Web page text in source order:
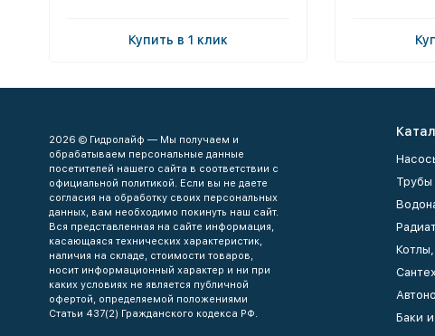
Купить в 1 клик
2026 © Гидролайф — Мы получаем и
обрабатываем персональные данные
посетителей нашего сайта в соответствии с
официальной политикой. Если вы не даете
согласия на обработку своих персональных
данных, вам необходимо покинуть наш сайт.
Вся представленная на сайте информация,
касающаяся технических характеристик,
наличия на складе, стоимости товаров,
носит информационный характер и ни при
каких условиях не является публичной
офертой, определяемой положениями
Статьи 437(2) Гражданского кодекса РФ.
Трубы
Баки